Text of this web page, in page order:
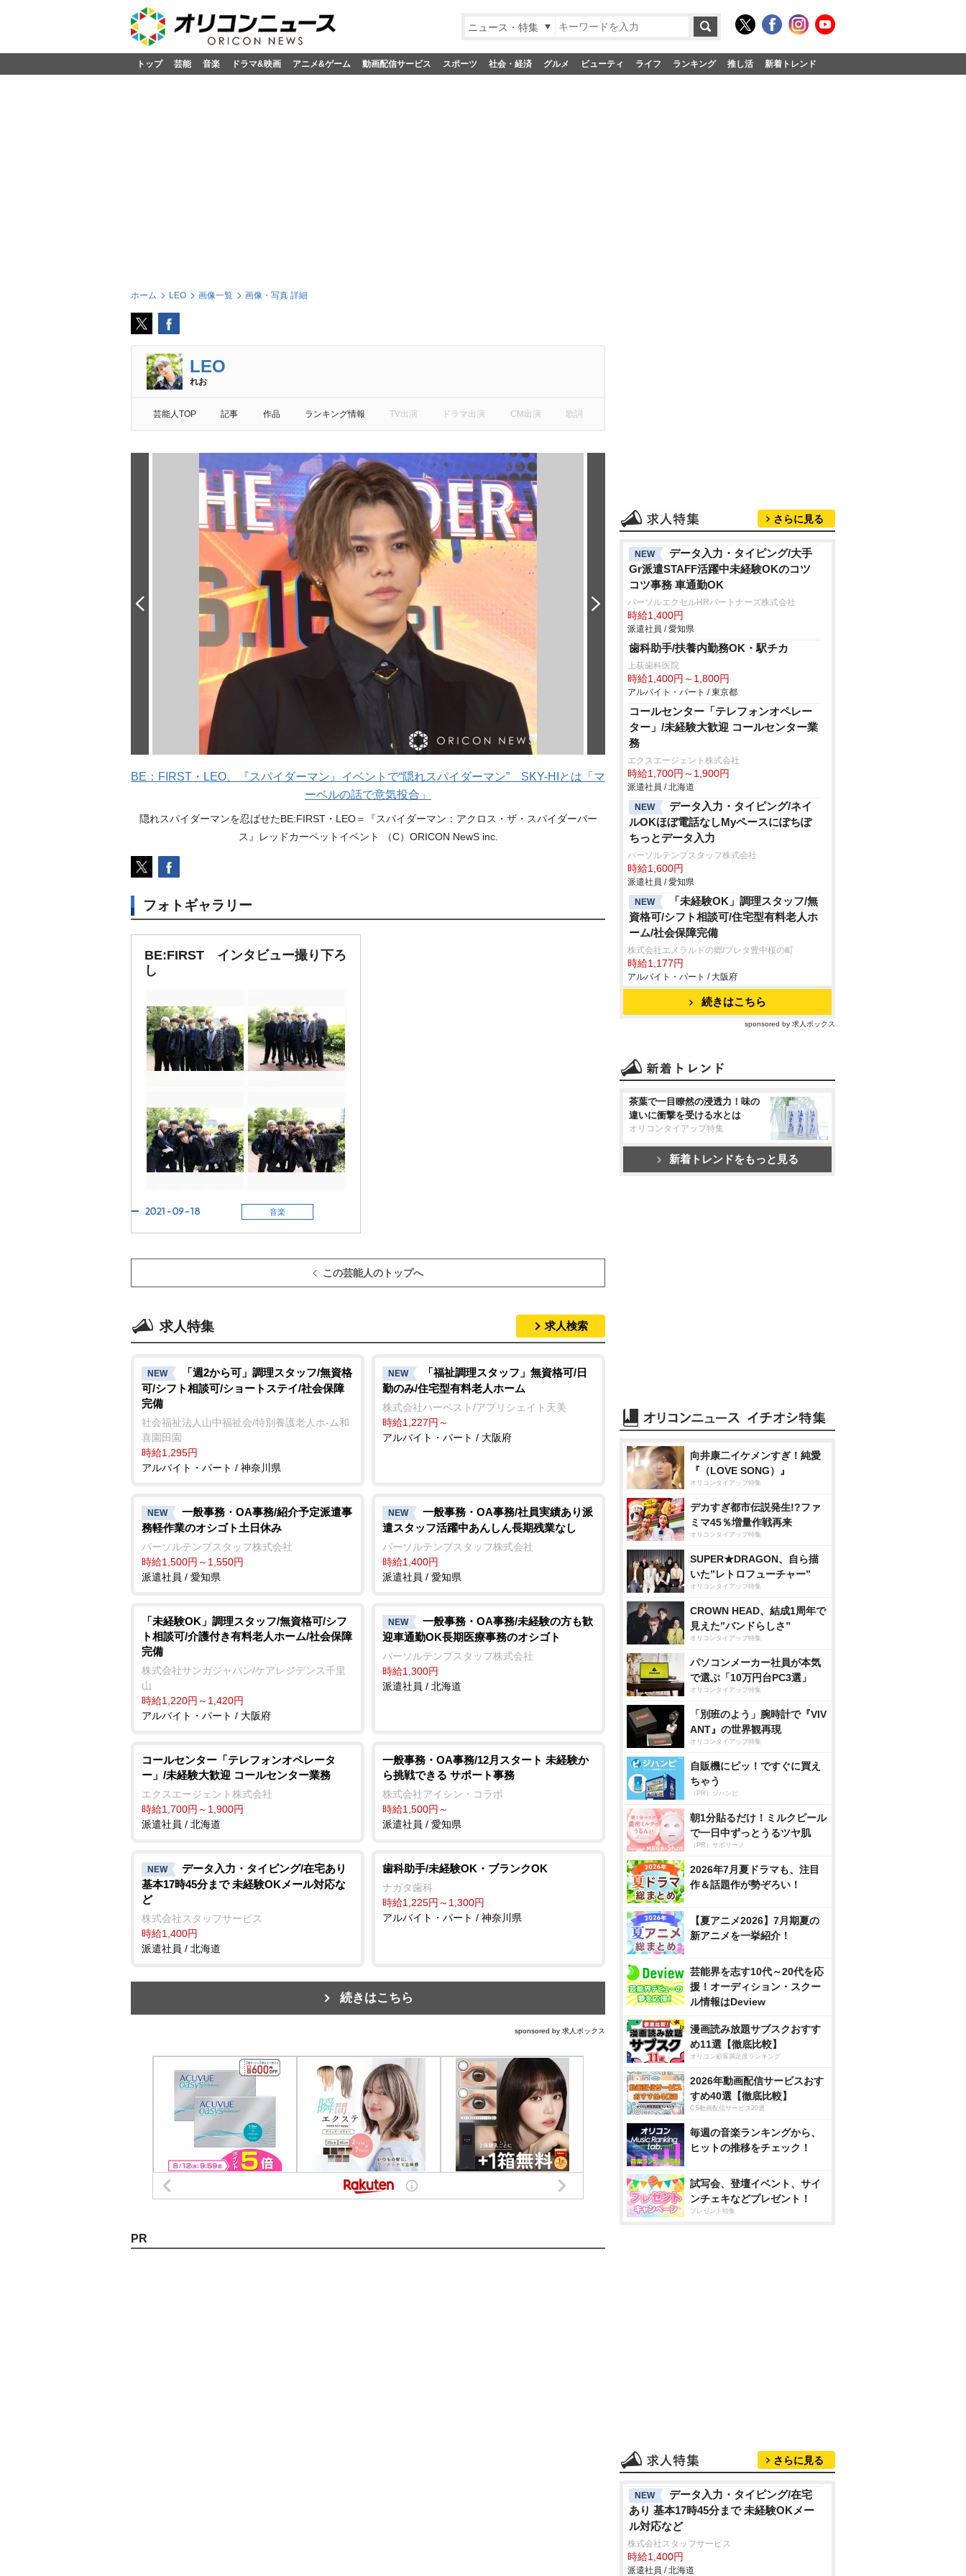
ニュース・特集
トップ 芸能 音楽 ドラマ&映画 アニメ&ゲーム 動画配信サービス スポーツ 社会・経済 グルメ ビューティ ライフ ランキング 推し活 新着トレンド
ホーム LEO 画像一覧 画像・写真 詳細
LEO
れお
芸能人TOP 記事 作品 ランキング情報 TV出演 ドラマ出演 CM出演 歌詞
BE：FIRST・LEO、『スパイダーマン』イベントで“隠れスパイダーマン” SKY-HIとは「マ
ーベルの話で意気投合」
隠れスパイダーマンを忍ばせたBE:FIRST・LEO＝『スパイダーマン：アクロス・ザ・スパイダーバー
ス』レッドカーペットイベント （C）ORICON NewS inc.
フォトギャラリー
BE:FIRST インタビュー撮り下ろ
し
2021-09-18 音楽
この芸能人のトップへ
求人特集 求人検索
NEW
「週2から可」調理スタッフ/無資格
可/シフト相談可/ショートステイ/社会保障
完備
社会福祉法人山中福祉会/特別養護老人ホ-ム和
喜園田園
時給1,295円
アルバイト・パート / 神奈川県
NEW
「福祉調理スタッフ」無資格可/日
勤のみ/住宅型有料老人ホーム
株式会社ハーベスト/アプリシェイト天美
時給1,227円～
アルバイト・パート / 大阪府
NEW
一般事務・OA事務/紹介予定派遣事
務軽作業のオシゴト土日休み
パーソルテンプスタッフ株式会社
時給1,500円～1,550円
派遣社員 / 愛知県
NEW
一般事務・OA事務/社員実績あり派
遣スタッフ活躍中あんしん長期残業なし
パーソルテンプスタッフ株式会社
時給1,400円
派遣社員 / 愛知県
「未経験OK」調理スタッフ/無資格可/シフ
ト相談可/介護付き有料老人ホーム/社会保障
完備
株式会社サンガジャパン/ケアレジデンス千里
山
時給1,220円～1,420円
アルバイト・パート / 大阪府
NEW
一般事務・OA事務/未経験の方も歓
迎車通勤OK長期医療事務のオシゴト
パーソルテンプスタッフ株式会社
時給1,300円
派遣社員 / 北海道
コールセンター「テレフォンオペレータ
ー」/未経験大歓迎 コールセンター業務
エクスエージェント株式会社
時給1,700円～1,900円
派遣社員 / 北海道
一般事務・OA事務/12月スタート 未経験か
ら挑戦できる サポート事務
株式会社アイシン・コラボ
時給1,500円～
派遣社員 / 愛知県
NEW
データ入力・タイピング/在宅あり
基本17時45分まで 未経験OKメール対応な
ど
株式会社スタッフサービス
時給1,400円
派遣社員 / 北海道
歯科助手/未経験OK・ブランクOK
ナガタ歯科
時給1,225円～1,300円
アルバイト・パート / 神奈川県
続きはこちら
sponsored by 求人ボックス
PR
さらに見る
NEW
データ入力・タイピング/大手
Gr派遣STAFF活躍中未経験OKのコツ
コツ事務 車通勤OK
パーソルエクセルHRパートナーズ株式会社
時給1,400円
派遣社員 / 愛知県
歯科助手/扶養内勤務OK・駅チカ
上荻歯科医院
時給1,400円～1,800円
アルバイト・パート / 東京都
コールセンター「テレフォンオペレー
ター」/未経験大歓迎 コールセンター業
務
エクスエージェント株式会社
時給1,700円～1,900円
派遣社員 / 北海道
NEW
データ入力・タイピング/ネイ
ルOKほぼ電話なしMyペースにぽちぽ
ちっとデータ入力
パーソルテンプスタッフ株式会社
時給1,600円
派遣社員 / 愛知県
NEW
「未経験OK」調理スタッフ/無
資格可/シフト相談可/住宅型有料老人ホ
ーム/社会保障完備
株式会社エメラルドの郷/プレタ豊中桜の町
時給1,177円
アルバイト・パート / 大阪府
続きはこちら
sponsored by 求人ボックス
茶葉で一目瞭然の浸透力！味の
違いに衝撃を受ける水とは
オリコンタイアップ特集
新着トレンドをもっと見る
向井康二イケメンすぎ！純愛
『（LOVE SONG）』
オリコンタイアップ特集
デカすぎ都市伝説発生!?ファ
ミマ45％増量作戦再来
オリコンタイアップ特集
SUPER★DRAGON、自ら描
いた”レトロフューチャー”
オリコンタイアップ特集
CROWN HEAD、結成1周年で
見えた”バンドらしさ”
オリコンタイアップ特集
パソコンメーカー社員が本気
で選ぶ「10万円台PC3選」
オリコンタイアップ特集
「別班のよう」腕時計で『VIV
ANT』の世界観再現
オリコンタイアップ特集
自販機にピッ！ですぐに買え
ちゃう
（PR）ジハンピ
朝1分貼るだけ！ミルクピール
で一日中ずっとうるツヤ肌
（PR）サボリーノ
2026年7月夏ドラマも、注目
作＆話題作が勢ぞろい！
【夏アニメ2026】7月期夏の
新アニメを一挙紹介！
芸能界を志す10代～20代を応
援！オーディション・スクー
ル情報はDeview
漫画読み放題サブスクおすす
め11選【徹底比較】
オリコン顧客満足度ランキング
2026年動画配信サービスおす
すめ40選【徹底比較】
CS動画配信サービス20選
毎週の音楽ランキングから、
ヒットの推移をチェック！
試写会、登壇イベント、サイ
ンチェキなどプレゼント！
プレゼント特集
さらに見る
NEW
データ入力・タイピング/在宅
あり 基本17時45分まで 未経験OKメー
ル対応など
株式会社スタッフサービス
時給1,400円
派遣社員 / 北海道